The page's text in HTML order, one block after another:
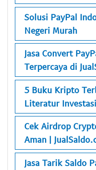
Solusi PayPal
Negeri Murah
Jasa Convert
Terpercaya di
5 Buku Kripto
Literatur Investasi
Cek Airdrop
Aman |
Jasa Tarik Saldo